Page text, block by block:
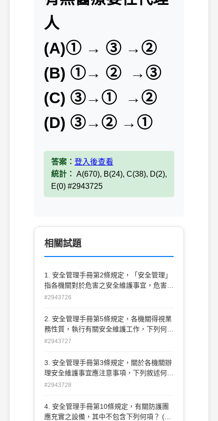
人
(A)① → ③ →②
(B) ①→ ② →③
(C) ③→① →②
(D) ③→② →①
答案： 登入後查看
統計： A(670), B(24), C(38), D(2),
E(0) #2943725
相關試題
1. 安全管理手冊第2條規定，「安全管理」
指各機關對於危害之安全維護事宜，危害種
類不包括下列何者？ (A)空襲 (B)搶奪 (C)竊
#2943726
2. 安全管理手冊第5條規定，各機關得視業
務性質，執行有關安全維護工作，下列何者
非屬於執行之人員？ (A)警衛人員 (B)保全
#2943727
3. 安全管理手冊第3條規定，關於各機關辦
理安全維護事宜應注意事項，下列敘述何者
正確？ (A)各業務單位自主規劃管理，講求
(C)與有關單位人員密切聯絡協調 (D)機關
首長隨時督導考核，隨時檢討改進
#2943728
4. 安全管理手冊第10條規定，有關防護團
應充實之設備，其中不包含下列何項？ (A)